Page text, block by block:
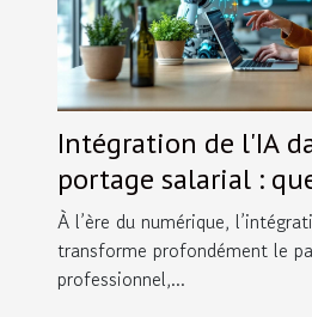
Intégration de l'IA
portage salarial :
pour les
À l’ère du numérique,
transforme profondément le
professionnel,...